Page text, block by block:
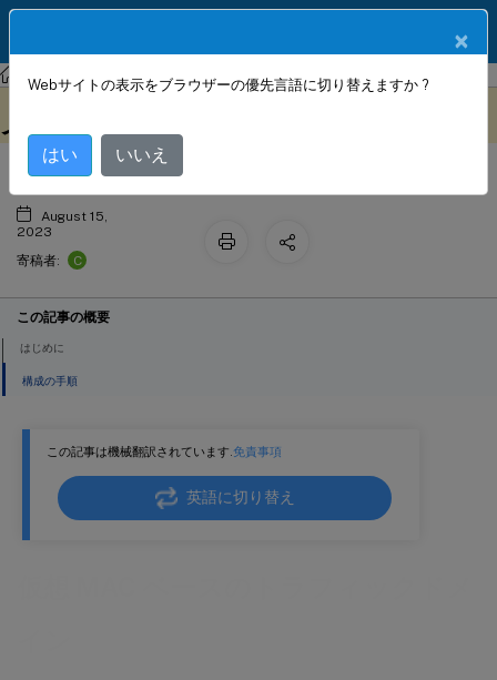
NetScaler NetScaler 13.1 ネットワーク
この記事は機械翻訳されています.免責事項
英語に切り替え
仮想 MAC ベースのトラフィックドメ
イン
August 15,
2023
寄稿者:
C
この記事の概要
はじめに
構成の手順
×
Webサイトの表示をブラウザーの優先言語に切り替えますか ?
はい いいえ